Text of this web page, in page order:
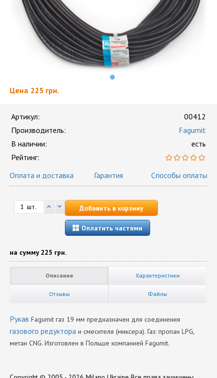
Цена 225 грн.
Артикул:
00412
Производитель:
Fagumit
В наличии:
есть
Рейтинг:
Оплата и доставка
Гарантия Способы оплаты
шт. Добавить в корзину
Оплатить частями
на сумму 225 грн.
Описание Характеристики
Отзывы Файлы
Рукав Fagumit газ 19 мм предназначен для соединения
газового редуктора и смесителя (миксера). Газ: пропан LPG,
метан CNG. Изготовлен в Польше компанией Fagumit.